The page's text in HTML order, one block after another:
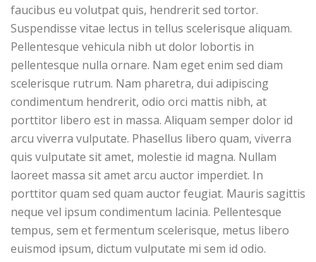
faucibus eu volutpat quis, hendrerit sed tortor.
Suspendisse vitae lectus in tellus scelerisque aliquam.
Pellentesque vehicula nibh ut dolor lobortis in
pellentesque nulla ornare. Nam eget enim sed diam
scelerisque rutrum. Nam pharetra, dui adipiscing
condimentum hendrerit, odio orci mattis nibh, at
porttitor libero est in massa. Aliquam semper dolor id
arcu viverra vulputate. Phasellus libero quam, viverra
quis vulputate sit amet, molestie id magna. Nullam
laoreet massa sit amet arcu auctor imperdiet. In
porttitor quam sed quam auctor feugiat. Mauris sagittis
neque vel ipsum condimentum lacinia. Pellentesque
tempus, sem et fermentum scelerisque, metus libero
euismod ipsum, dictum vulputate mi sem id odio.